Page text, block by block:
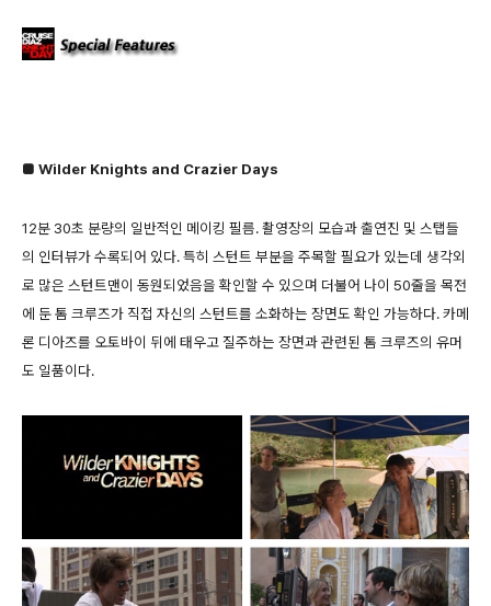
■ Wilder Knights and Crazier Days
12분 30초 분량의 일반적인 메이킹 필름. 촬영장의 모습과 출연진 및 스탭들
의 인터뷰가 수록되어 있다. 특히 스턴트 부분을 주목할 필요가 있는데 생각외
로 많은 스턴트맨이 동원되었음을 확인할 수 있으며 더불어 나이 50줄을 목전
에 둔 톰 크루즈가 직접 자신의 스턴트를 소화하는 장면도 확인 가능하다. 카메
론 디아즈를 오토바이 뒤에 태우고 질주하는 장면과 관련된 톰 크루즈의 유머
도 일품이다.